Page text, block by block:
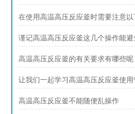
在使用高温高压反应釜时需要注意以
谨记高温高压反应釜这几个操作能
高温高压反应釜的有关要求有哪些呢
让我们一起学习高温高压反应釜使
高温高压反应釜不能随便乱操作